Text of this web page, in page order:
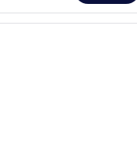
Kamar Double Standar |